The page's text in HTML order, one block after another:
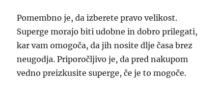
Pomembno je, da izberete pravo velikost.
Superge morajo biti udobne in dobro prilegati,
kar vam omogoča, da jih nosite dlje časa brez
neugodja. Priporočljivo je, da pred nakupom
vedno preizkusite superge, če je to mogoče.